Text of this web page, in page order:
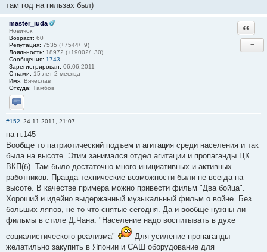
там год на гильзах был)
master_iuda
Новичок
Возраст: 60
Репутация: 7535 (+7544/−9)
Лояльность: 18972 (+19002/−30)
Сообщения: 1743
Зарегистрирован: 06.06.2011
С нами: 15 лет 2 месяца
Имя: Вячеслав
Откуда: Тамбов
Отправить личное сообщение
−
#152 24.11.2011, 21:07
на п.145
Вообще то патриотический подъем и агитация среди населения и так
была на высоте. Этим занимался отдел агитации и пропаганды ЦК
ВКП(б). Там было достаточно много инициативных и активных
работников. Правда технические возможности были не всегда на
высоте. В качестве примера можно привести фильм "Два бойца".
Хороший и идейно выдержанный музыкальный фильм о войне. Без
больших ляпов, не то что снятые сегодня. Да и вообще нужны ли
фильмы в стиле Д.Чана. "Население надо воспитывать в духе
социалистического реализма"
Для усиление пропаганды
желатильно закупить в Японии и САШ оборудование для